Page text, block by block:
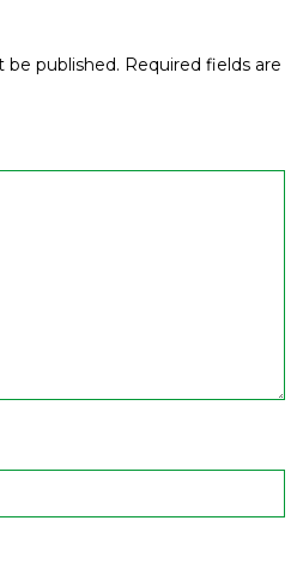
be published. Required fields are